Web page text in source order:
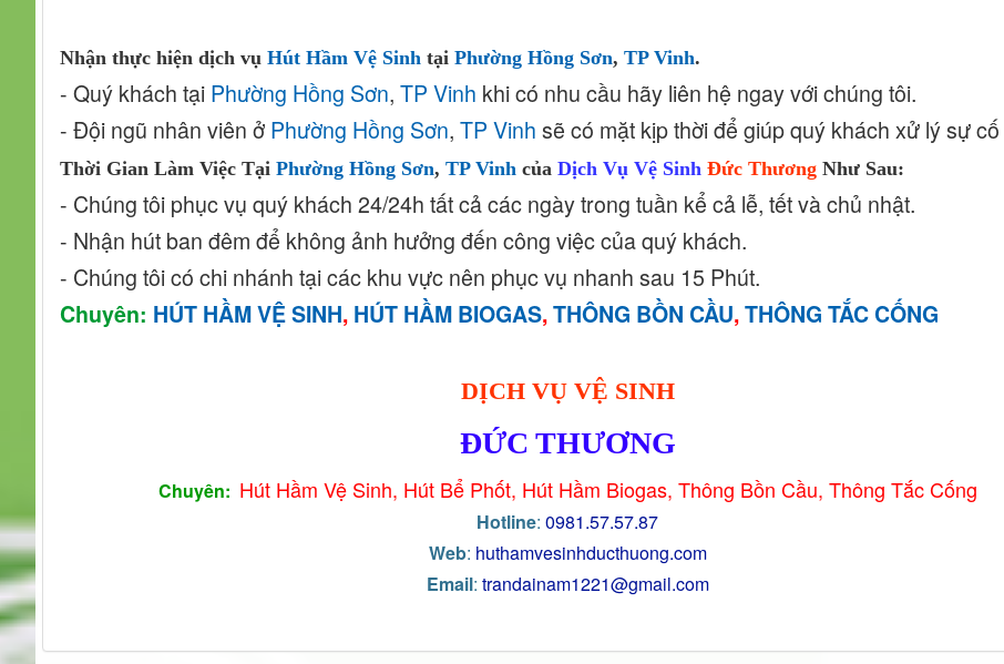
Nhận thực hiện dịch vụ Hút Hầm Vệ Sinh tại Phường Hồng Sơn, TP Vinh.
- Quý khách tại Phường Hồng Sơn, TP Vinh khi có nhu cầu hãy liên hệ ngay với chúng tôi.
- Đội ngũ nhân viên ở Phường Hồng Sơn, TP Vinh sẽ có mặt kịp thời để giúp quý khách xử lý sự
Thời Gian Làm Việc Tại Phường Hồng Sơn, TP Vinh của Dịch Vụ Vệ Sinh Đức Thương Như Sau:
- Chúng tôi phục vụ quý khách 24/24h tất cả các ngày trong tuần kể cả lễ, tết và chủ nhật.
- Nhận hút ban đêm để không ảnh hưởng đến công việc của quý khách.
- Chúng tôi có chi nhánh tại các khu vực nên phục vụ nhanh sau 15 Phút.
Chuyên: HÚT HẦM VỆ SINH, HÚT HẦM BIOGAS,THÔNG BỒN CẦU,THÔNG TẮC CỐNG
DỊCH VỤ VỆ SINH
ĐỨC THƯƠNG
Chuyên: Hút Hầm Vệ Sinh, Hút Bể Phốt, Hút Hầm Biogas, Thông Bồn Cầu, Thông Tắc Cống
Hotline:0981.57.57.87
Web: huthamvesinhducthuong.com
Email: trandainam1221@gmail.com